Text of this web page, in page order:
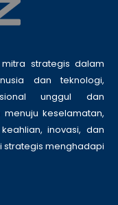
mitra strategis dalam
dan teknologi,
unggul dan
keselamatan,
inovasi, dan
strategis menghadapi